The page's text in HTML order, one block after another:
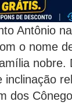
Antônio
o nome
nobre.
inclinação
dos